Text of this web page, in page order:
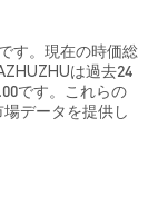
す。現在の時価総
は過去24
です。これらの
データを提供し